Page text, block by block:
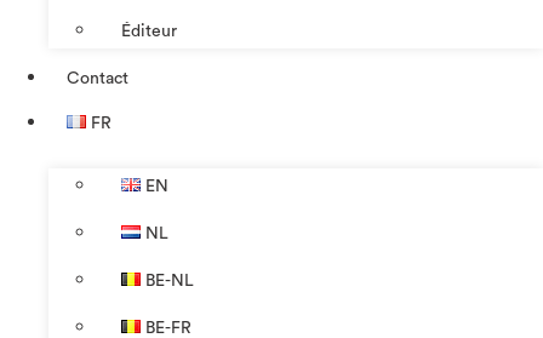
Éditeur
Contact
FR
EN
NL
BE-NL
BE-FR